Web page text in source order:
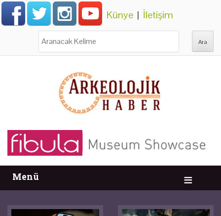
Künye | İletişim
Menü